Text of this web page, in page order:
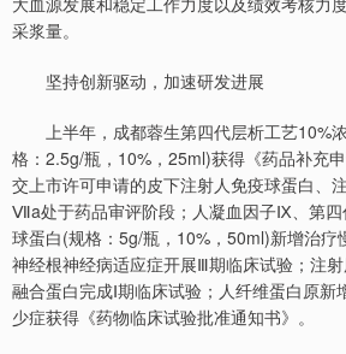
采浆量。
坚持创新驱动，加速研发进展
上半年，成都蓉生第四代层析工艺10%
格：2.5g/瓶，10%，25ml)获得《药品补充
交上市许可申请的皮下注射人免疫球蛋白、
Ⅶa处于药品审评阶段；人凝血因子Ⅸ、第四
球蛋白(规格：5g/瓶，10%，50ml)新增治疗
神经根神经病适应症开展Ⅲ期临床试验；注
融合蛋白完成Ⅰ期临床试验；人纤维蛋白原
少症获得《药物临床试验批准通知书》。